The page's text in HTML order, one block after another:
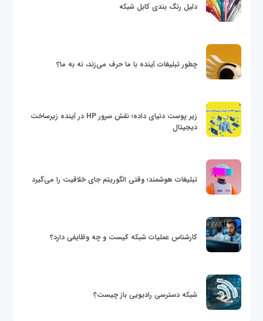
دلیل رنگ بندی کابل شبکه
چطور تبلیغات آینده با ما حرف می‌زند، نه به ما؟
زیر پوست دنیای داده؛ نقش سرور HP در آینده زیرساخت
دیجیتال
تبلیغات هوشمند؛ وقتی الگوریتم جای خلاقیت را می‌گیرد
کارشناس عملیات شبکه کیست و چه وظایفی دارد؟
شبکه دسترسی رادیویی باز چیست؟